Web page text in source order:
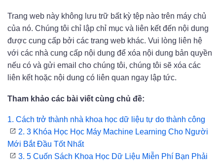
Trang web này không lưu trữ bất kỳ tệp nào trên máy chủ
của nó. Chúng tôi chỉ lập chỉ mục và liên kết đến nội dung
được cung cấp bởi các trang web khác. Vui lòng liên hệ
với các nhà cung cấp nội dung để xóa nội dung bản quyền
nếu có và gửi email cho chúng tôi, chúng tôi sẽ xóa các
liên kết hoặc nội dung có liên quan ngay lập tức.
Tham khảo các bài viết cùng chủ đề:
1. Cách trở thành nhà khoa học dữ liệu tự do thành công
2. 3 Khóa Học Học Máy Machine Learning Cho Người
Mới Bắt Đầu Tốt Nhất
3. 5 Cuốn Sách Khoa Học Dữ Liệu Miễn Phí Bạn Phải